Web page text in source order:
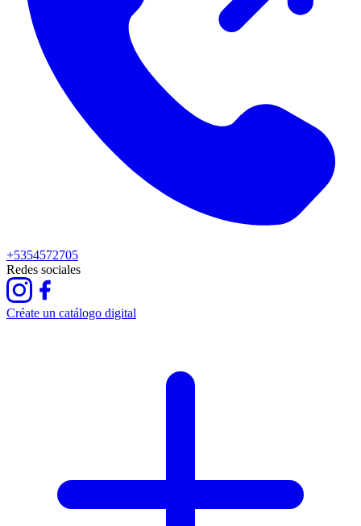
+5354572705
Redes sociales
Créate un catálogo digital